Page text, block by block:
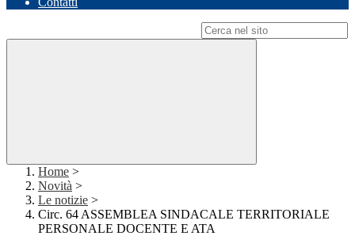
Home >
Novità >
Le notizie >
Circ. 64 ASSEMBLEA SINDACALE TERRITORIALE
PERSONALE DOCENTE E ATA